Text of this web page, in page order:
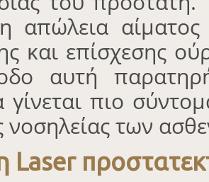
απώλεια
και επίσχεσης
αυτή
γίνεται πιο
νοσηλείας των
η Laser